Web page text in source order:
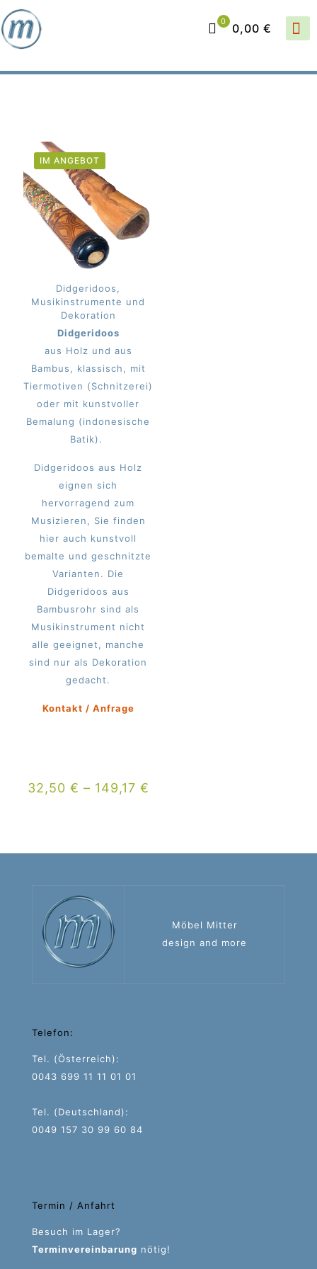
0 0,00 €
IM ANGEBOT
Didgeridoos,
Musikinstrumente und
Dekoration
Didgeridoos
aus Holz und aus
Bambus, klassisch, mit
Tiermotiven (Schnitzerei)
oder mit kunstvoller
Bemalung (indonesische
Batik).
Didgeridoos aus Holz
eignen sich
hervorragend zum
Musizieren, Sie finden
hier auch kunstvoll
bemalte und geschnitzte
Varianten. Die
Didgeridoos aus
Bambusrohr sind als
Musikinstrument nicht
alle geeignet, manche
sind nur als Dekoration
gedacht.
Kontakt / Anfrage
32,50 € – 149,17 €
Möbel Mitter
design and more
Telefon:
Tel. (Österreich):
0043 699 11 11 01 01
Tel. (Deutschland):
0049 157 30 99 60 84
Termin / Anfahrt
Besuch im Lager?
Terminvereinbarung nötig!